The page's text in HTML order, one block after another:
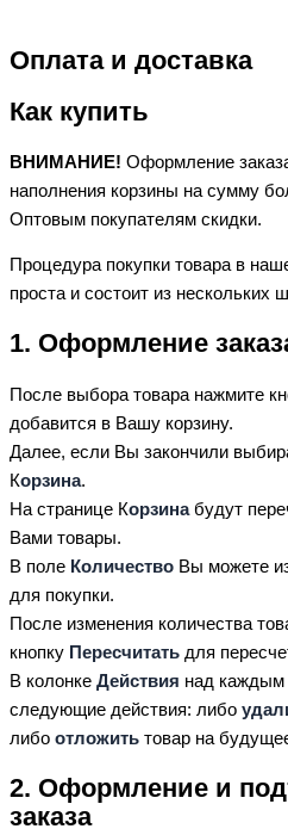
Оплата и доставка
Как купить
ВНИМАНИЕ! Оформление
наполнения корзины на сумму
Оптовым покупателям скидки.
Процедура покупки товара в
проста и состоит из нескольких
1. Оформление
После выбора товара нажмите
добавится в Вашу корзину.
Далее, если Вы закончили
Корзина.
На странице Корзинабудут
Вами товары.
В поле Количество Вы можете
для покупки.
После изменения количества
кнопку Пересчитать для
В колонке Действия над каждым
следующие действия: либо
либо отложить товар на
2. Оформление и
заказа